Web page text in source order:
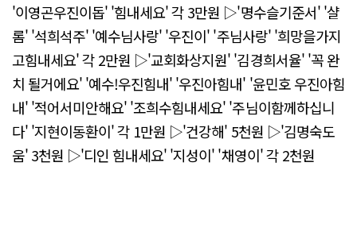
'이영곤우진이돕' '힘내세요' 각 3만원 ▷'명수슬기준서' '샬
롬' '석희석주' '예수님사랑' '우진이' '주님사랑' '희망을가지
고힘내세요' 각 2만원 ▷'교회화상지원' '김경희서율' '꼭 완
치 될거에요' '예수!우진힘내' '우진아힘내' '윤민호 우진아힘
내' '적어서미안해요' '조희수힘내세요' '주님이함께하십니
다' '지현이동환이' 각 1만원 ▷'건강해' 5천원 ▷'김명숙도
움' 3천원 ▷'디인 힘내세요' '지성이' '채영이' 각 2천원